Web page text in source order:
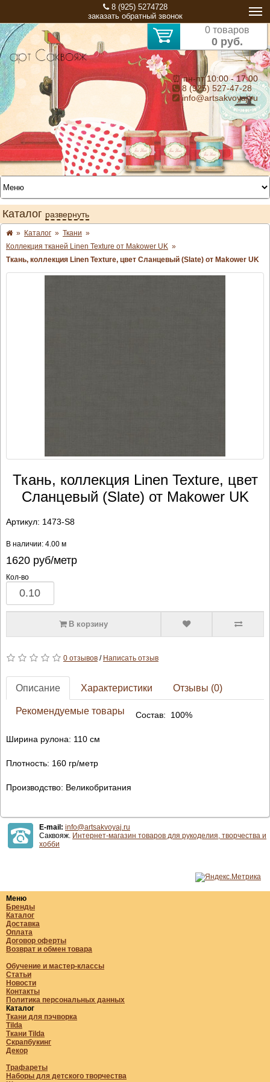
8 (925) 5274728
заказать обратный звонок
0 товаров
0 руб.
⏰ пн-пт 10:00 - 17:00
8 (925) 527-47-28
info@artsakvoyaj.ru
Каталог развернуть
» Каталог » Ткани »
Коллекция тканей Linen Texture от Makower UK »
Ткань, коллекция Linen Texture, цвет Сланцевый (Slate) от Makower UK
Ткань, коллекция Linen Texture, цвет
Сланцевый (Slate) от Makower UK
Артикул: 1473-S8
В наличии: 4.00 м
1620руб/метр
Кол-во
В корзину
0 отзывов/ Написать отзыв
Описание Характеристики Отзывы (0)
Рекомендуемые товары Состав: 100%
Ширина рулона: 110 см
Плотность: 160 гр/метр
Производство: Великобритания
E-mail: info@artsakvoyaj.ru
Саквояж. Интернет-магазин товаров для рукоделия, творчества и
хобби
Меню
Бренды
Каталог
Доставка
Оплата
Договор оферты
Возврат и обмен товара
Обучение и мастер-классы
Статьи
Новости
Контакты
Политика персональных данных
Каталог
Ткани для пэчворка
Tilda
Ткани Tilda
Скрапбукинг
Декор
Трафареты
Наборы для детского творчества